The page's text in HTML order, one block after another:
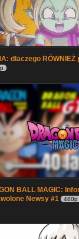
dlaczego RÓWNIEŻ
BALL MAGIC:
Newsy #1
480p